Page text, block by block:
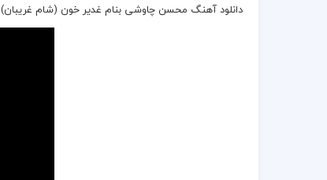
دانلود آهنگ محسن چاوشی بنام غدیر خون (شام غریبان)